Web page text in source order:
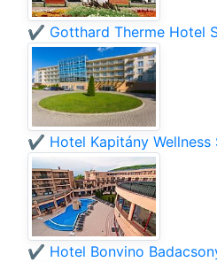
✔️ Gotthard Therme Hotel
✔️ Hotel Kapitány Wellness
✔️ Hotel Bonvino